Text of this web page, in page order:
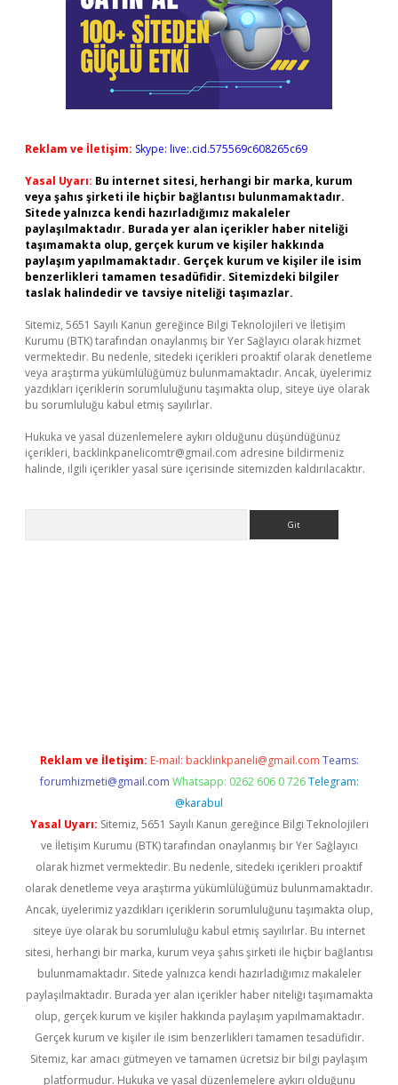
Reklam ve İletişim: Skype: live:.cid.575569c608265c69
Yasal Uyarı: Bu internet sitesi, herhangi bir marka, kurum
veya şahıs şirketi ile hiçbir bağlantısı bulunmamaktadır.
Sitede yalnızca kendi hazırladığımız makaleler
paylaşılmaktadır. Burada yer alan içerikler haber niteliği
taşımamakta olup, gerçek kurum ve kişiler hakkında
paylaşım yapılmamaktadır. Gerçek kurum ve kişiler ile isim
benzerlikleri tamamen tesadüfidir. Sitemizdeki bilgiler
taslak halindedir ve tavsiye niteliği taşımazlar.
Sitemiz, 5651 Sayılı Kanun gereğince Bilgi Teknolojileri ve İletişim
Kurumu (BTK) tarafından onaylanmış bir Yer Sağlayıcı olarak hizmet
vermektedir. Bu nedenle, sitedeki içerikleri proaktif olarak denetleme
veya araştırma yükümlülüğümüz bulunmamaktadır. Ancak, üyelerimiz
yazdıkları içeriklerin sorumluluğunu taşımakta olup, siteye üye olarak
bu sorumluluğu kabul etmiş sayılırlar.
Hukuka ve yasal düzenlemelere aykırı olduğunu düşündüğünüz
içerikleri, backlinkpanelicomtr@gmail.com adresine bildirmeniz
halinde, ilgili içerikler yasal süre içerisinde sitemizden kaldırılacaktır.
Reklam ve İletişim: E-mail: backlinkpaneli@gmail.com Teams:
forumhizmeti@gmail.com Whatsapp: 0262 606 0 726 Telegram:
@karabul
Yasal Uyarı: Sitemiz, 5651 Sayılı Kanun gereğince Bilgi Teknolojileri
ve İletişim Kurumu (BTK) tarafından onaylanmış bir Yer Sağlayıcı
olarak hizmet vermektedir. Bu nedenle, sitedeki içerikleri proaktif
olarak denetleme veya araştırma yükümlülüğümüz bulunmamaktadır.
Ancak, üyelerimiz yazdıkları içeriklerin sorumluluğunu taşımakta olup,
siteye üye olarak bu sorumluluğu kabul etmiş sayılırlar. Bu internet
sitesi, herhangi bir marka, kurum veya şahıs şirketi ile hiçbir bağlantısı
bulunmamaktadır. Sitede yalnızca kendi hazırladığımız makaleler
paylaşılmaktadır. Burada yer alan içerikler haber niteliği taşımamakta
olup, gerçek kurum ve kişiler hakkında paylaşım yapılmamaktadır.
Gerçek kurum ve kişiler ile isim benzerlikleri tamamen tesadüfidir.
Sitemiz, kar amacı gütmeyen ve tamamen ücretsiz bir bilgi paylaşım
platformudur. Hukuka ve yasal düzenlemelere aykırı olduğunu